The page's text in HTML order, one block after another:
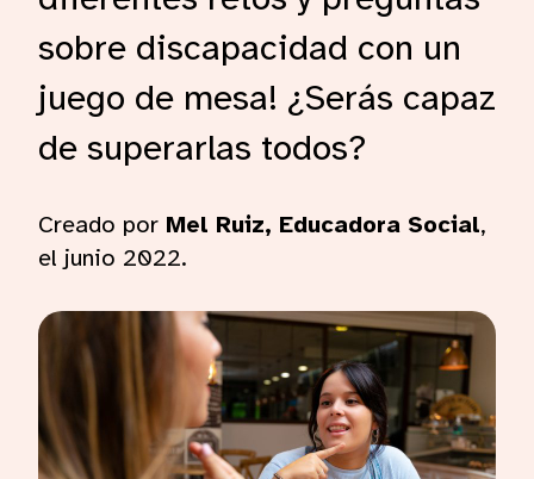
sobre discapacidad con un
juego de mesa! ¿Serás capaz
de superarlas todos?
Creado por Mel Ruiz, Educadora Social,
el junio 2022.